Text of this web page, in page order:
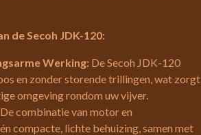
de Secoh JDK-120:
Werking: De Secoh JDK-120
en zonder storende trillingen, wat zorgt
omgeving rondom uw vijver.
De combinatie van motor en
compacte, lichte behuizing, samen met